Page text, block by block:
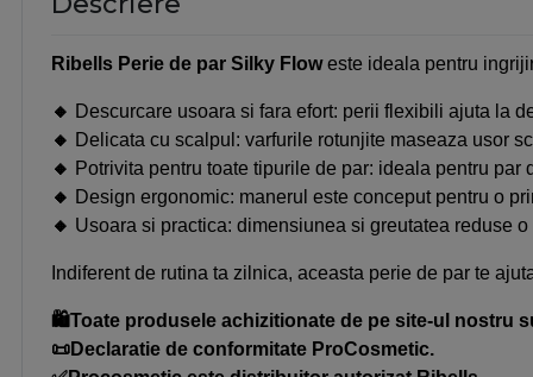
Ribells Perie de par Silky Floweste ideala pentru
🔸 Descurcare usoara si fara efort: perii flexibili ajuta la
🔸 Delicata cu scalpul: varfurile rotunjite maseaza usor
🔸 Potrivita pentru toate tipurile de par: ideala pentru par
🔸 Design ergonomic: manerul este conceput pentru o
🔸 Usoara si practica: dimensiunea si greutatea reduse
Indiferent de rutina ta zilnica, aceasta perie de par te
🛍️Toate produsele achizitionate de pe site-ul nostru
📜Declaratie de conformitate ProCosmetic.